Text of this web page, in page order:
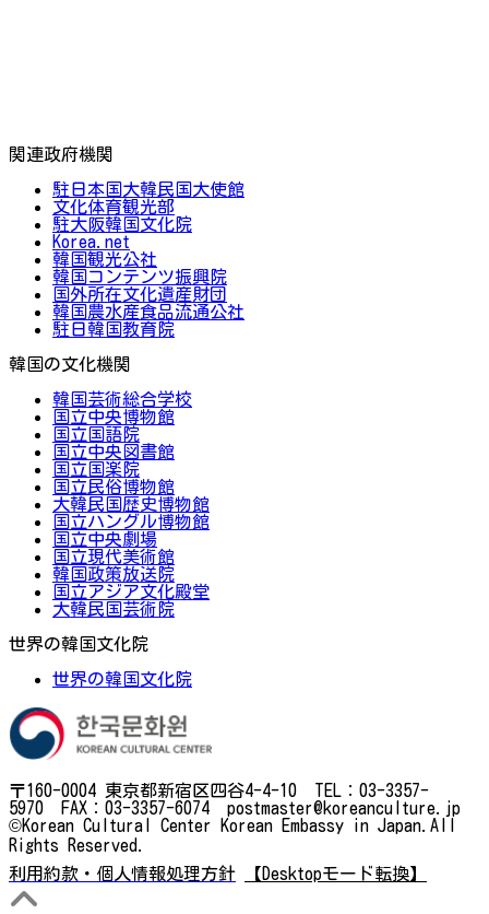
関連政府機関
駐日本国大韓民国大使館
文化体育観光部
駐大阪韓国文化院
Korea.net
韓国観光公社
韓国コンテンツ振興院
国外所在文化遺産財団
韓国農水産食品流通公社
駐日韓国教育院
韓国の文化機関
韓国芸術総合学校
国立中央博物館
国立国語院
国立中央図書館
国立国楽院
国立民俗博物館
大韓民国歴史博物館
国立ハングル博物館
国立中央劇場
国立現代美術館
韓国政策放送院
国立アジア文化殿堂
大韓民国芸術院
世界の韓国文化院
世界の韓国文化院
〒160-0004 東京都新宿区四谷4-4-10 TEL：03-3357-
5970 FAX：03-3357-6074 postmaster@koreanculture.jp
©Korean Cultural Center Korean Embassy in Japan.All
Rights Reserved.
利用約款・個人情報処理方針
【Desktopモード転換】